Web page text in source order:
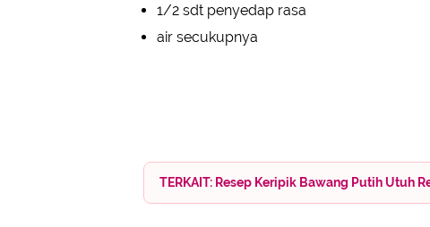
1/2 sdt penyedap rasa
air secukupnya
TERKAIT: Resep Keripik Bawang Putih Utuh